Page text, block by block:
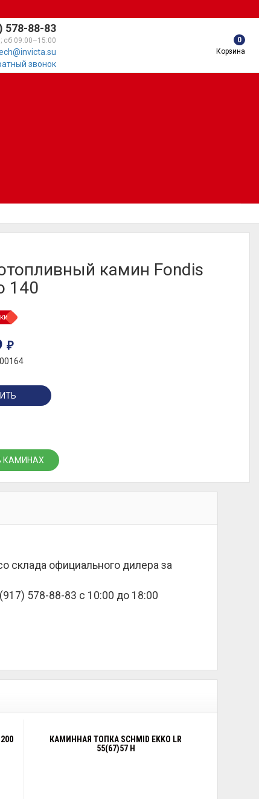
578-88-83
сб 09:00–15:00
звонок
0
Корзина
камин Fondis
140
₽
КАМИНАХ
склада официального дилера за
578-88-83 с 10:00 до 18:00
КАМИННАЯ ТОПКА SCHMID EKKO LR
55(67)57 H